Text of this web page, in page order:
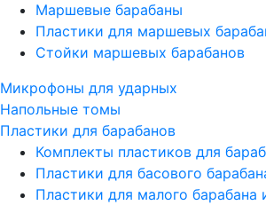
Маршевые барабаны
Пластики для маршевых
Стойки маршевых барабанов
Микрофоны для ударных
Напольные томы
Пластики для барабанов
Комплекты пластиков для
Пластики для басового
Пластики для малого барабана